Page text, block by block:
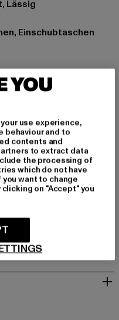
Lässig
Einschubtaschen
Baumwolle
|info@tbint.de
Ober-Ramstadt |
YOU
use experience,
behaviour and to
contents and
to extract data
the processing of
which do not have
want to change
on "Accept" you